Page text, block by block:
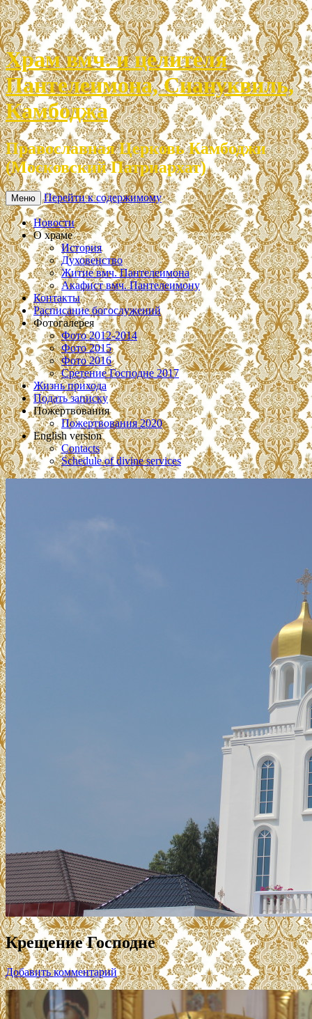
Храм вмч. и целителя
Пантелеимона, Сиануквиль,
Камбоджа
Православная Церковь Камбоджи
(Московский Патриархат)
Меню Перейти к содержимому
Новости
О храме
История
Духовенство
Житие вмч. Пантелеимона
Акафист вмч. Пантелеимону
Контакты
Расписание богослужений
Фотогалерея
Фото 2012-2014
Фото 2015
Фото 2016
Сретение Господне 2017
Жизнь прихода
Подать записку
Пожертвования
Пожертвования 2020
English version
Contacts
Schedule of divine services
Крещение Господне
Добавить комментарий